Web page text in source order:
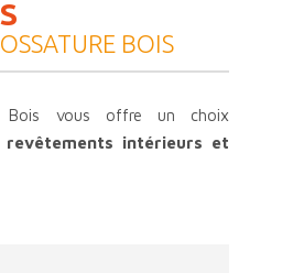
BOIS
Bois vous offre un choix
revêtements intérieurs et